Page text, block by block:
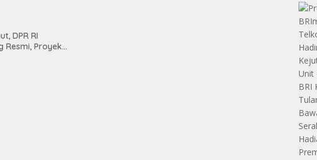
DPR RI
Resmi, Proyek